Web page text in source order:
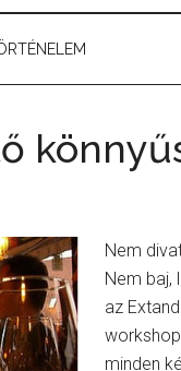
Nem
Nem baj,
az
minden